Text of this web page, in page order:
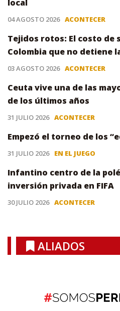
local
04 AGOSTO 2026 ACONTECER
Tejidos rotos: El costo de
Colombia que no detiene
03 AGOSTO 2026 ACONTECER
Ceuta vive una de las
de los últimos años
31 JULIO 2026 ACONTECER
Empezó el torneo de los
31 JULIO 2026 EN EL JUEGO
Infantino centro de la
inversión privada en FIFA
30 JULIO 2026 ACONTECER
ALIADOS